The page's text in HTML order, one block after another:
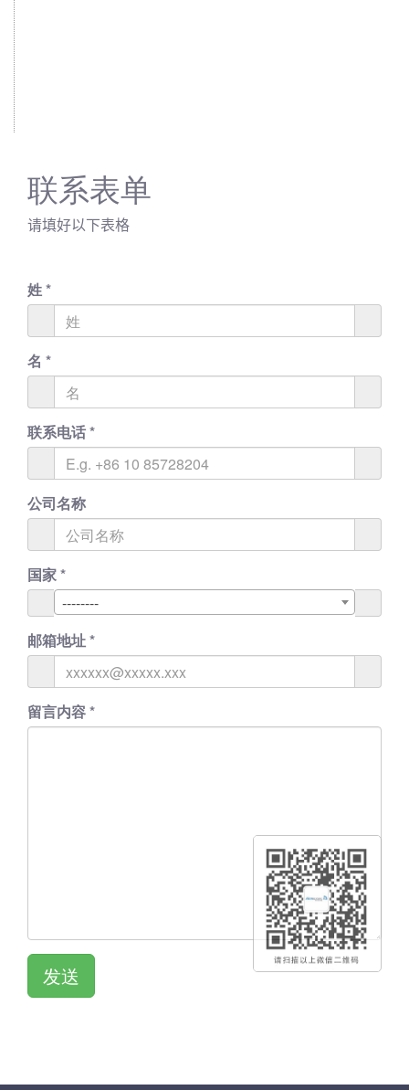
联系表单
请填好以下表格
姓*
名 *
联系电话*
公司名称
国家*
--------
邮箱地址*
留言内容*
发送